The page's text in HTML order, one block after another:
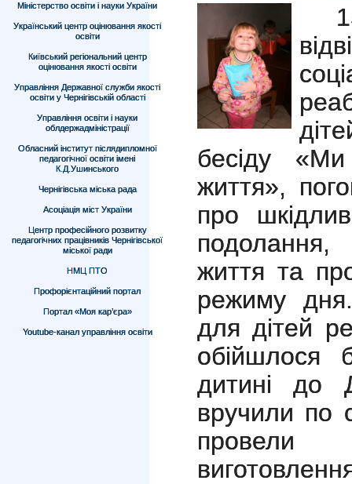
Міністерство освіти і науки України
Український центр оцінювання якості
освіти
Київський регіональний центр
оцінювання якості освіти
Управління Державної служби якості
освіти у Чернігівській області
Управління освіти і науки
облдержадміністрації
Обласний інститут післядипломної
педагогічної освіти імені
К.Д.Ушинського
Чернігівська міська рада
Асоціація міст України
Центр професійного розвитку
педагогічних працівників Чернігівської
міської ради
НМЦ ПТО
Профорієнтаційний портал
Портал «Моя кар’єра»
Youtube-канал управління освіти
в
бесіду
життя»,
про
життя та
режиму
для дітей
обійшлося
дитині до
вручили по
провели